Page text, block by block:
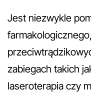
Jest niezwykle
zabiegach takich
laseroterapia czy